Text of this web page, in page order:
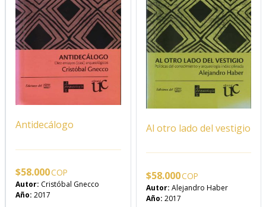
Antidecálogo
$58.000
Autor: Cristóbal Gnecco
Año: 2017
Al otro lado del vestigio
$58.000
Autor: Alejandro Haber
Año: 2017